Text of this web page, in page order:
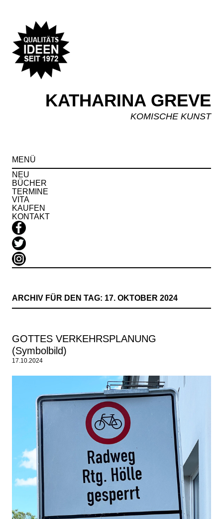
KATHARINA GREVE
KOMISCHE KUNST
MENÜ
NEU
BÜCHER
TERMINE
VITA
KAUFEN
KONTAKT
ARCHIV FÜR DEN TAG: 17. OKTOBER 2024
GOTTES VERKEHRSPLANUNG
(Symbolbild)
17.10.2024